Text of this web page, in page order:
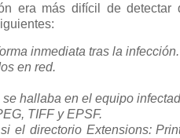
era más difícil de detectar
inmediata tras la infección.
en red.
hallaba en el equipo
TIFF y EPSF.
el directorio Extensions: